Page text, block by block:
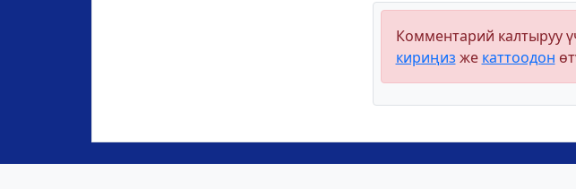
Комментарий калтыруу
кириңиз же каттоодон